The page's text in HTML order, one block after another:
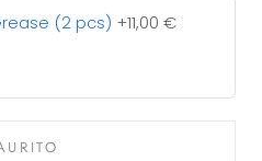
(2 pcs) +11,00 €